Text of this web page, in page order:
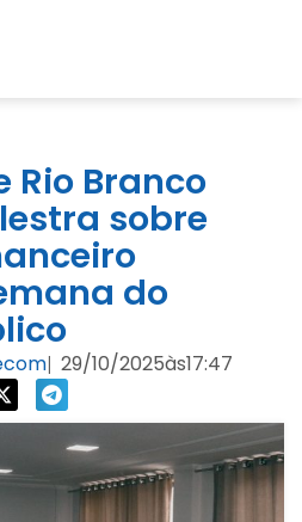
Rio Branco
sobre
do
| 29/10/2025às17:47